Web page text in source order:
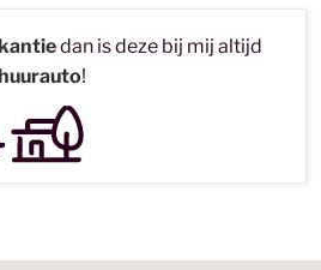
dan is deze bij mij altijd
huurauto!